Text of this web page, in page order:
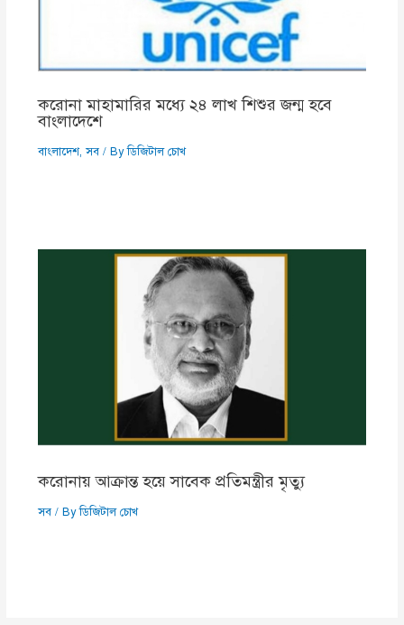
করোনা মাহামারির মধ্যে ২৪ লাখ শিশুর জন্ম হবে
বাংলাদেশে
বাংলাদেশ,সব/ Byডিজিটাল চোখ
করোনায় আক্রান্ত হয়ে সাবেক প্রতিমন্ত্রীর মৃত্যু
সব/ Byডিজিটাল চোখ